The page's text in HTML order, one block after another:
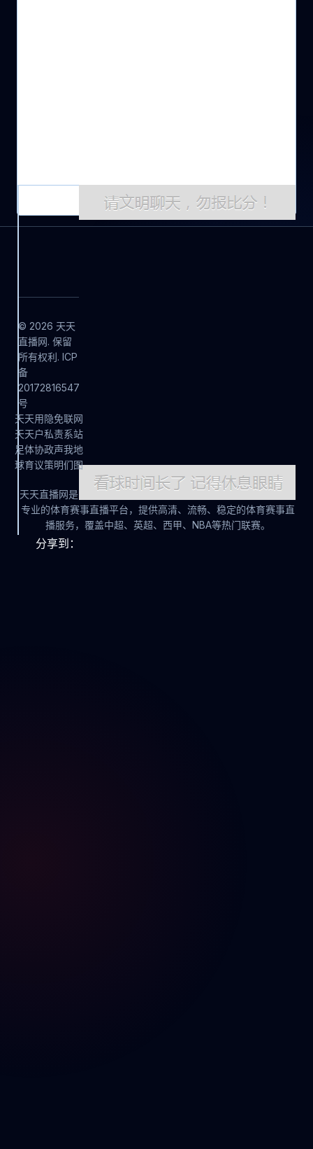
分享到：
© 2026 天天
直播网. 保留
所有权利. ICP
备
20172816547
号
天
天
足
球
天
天
体
育
用
户
协
议
隐
私
政
策
免
责
声
明
联
系
我
们
网
站
地
图
天天直播网是
专业的体育赛事直播平台，提供高清、流畅、稳定的体育赛事直
播服务，覆盖中超、英超、西甲、NBA等热门联赛。